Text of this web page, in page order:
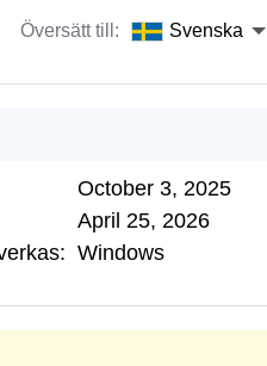
Översätt till: Svenska
October 3, 2025
April 25, 2026
Windows